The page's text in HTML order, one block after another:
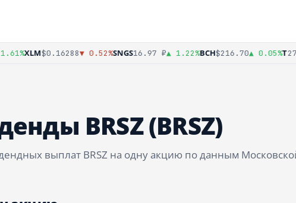
XLM$0.16288▼ 0.52%SNGS16.97 ₽ ▲ 1.22%BCH$216.70▲ 0.05%T
BRSZ (BRSZ)
выплат BRSZ на одну акцию по данным